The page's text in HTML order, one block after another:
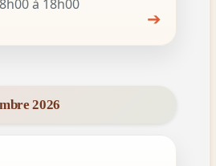
à 18h00
➔
2026